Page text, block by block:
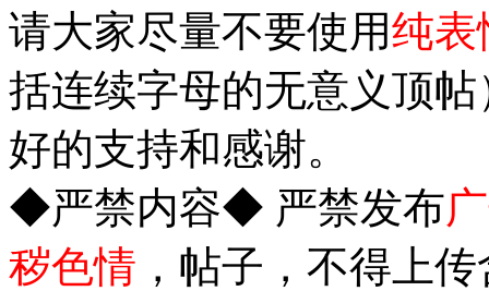
请大家尽量不要使用纯表
括连续字母的无意义顶
好的支持和感谢。
◆严禁内容◆ 严禁发布
秽色情 ，帖子，不得上